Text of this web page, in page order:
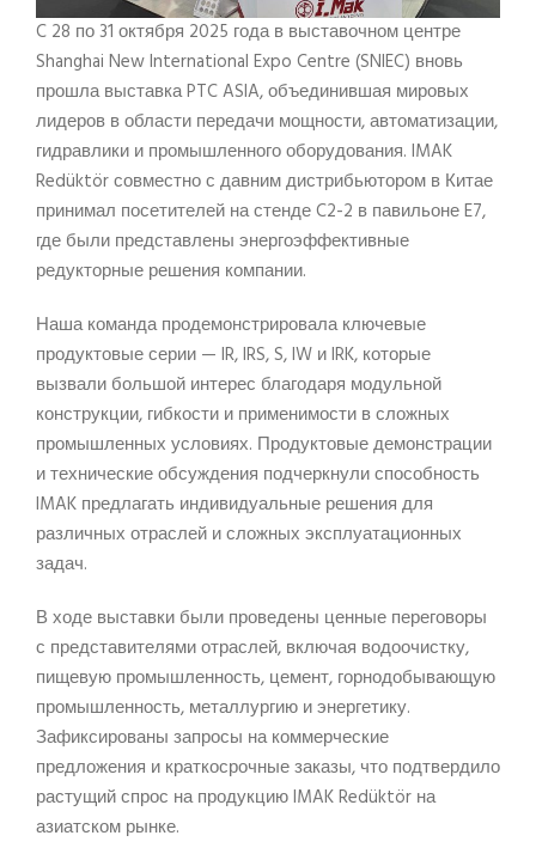
C 28 по 31 октября 2025 года в выставочном центре
Shanghai New International Expo Centre (SNIEC) вновь
прошла выставка PTC ASIA, объединившая мировых
лидеров в области передачи мощности, автоматизации,
гидравлики и промышленного оборудования. IMAK
Redüktör совместно с давним дистрибьютором в Китае
принимал посетителей на стенде C2-2 в павильоне E7,
где были представлены энергоэффективные
редукторные решения компании.
Наша команда продемонстрировала ключевые
продуктовые серии — IR, IRS, S, IW и IRK, которые
вызвали большой интерес благодаря модульной
конструкции, гибкости и применимости в сложных
промышленных условиях. Продуктовые демонстрации
и технические обсуждения подчеркнули способность
IMAK предлагать индивидуальные решения для
различных отраслей и сложных эксплуатационных
задач.
В ходе выставки были проведены ценные переговоры
с представителями отраслей, включая водоочистку,
пищевую промышленность, цемент, горнодобывающую
промышленность, металлургию и энергетику.
Зафиксированы запросы на коммерческие
предложения и краткосрочные заказы, что подтвердило
растущий спрос на продукцию IMAK Redüktör на
азиатском рынке.